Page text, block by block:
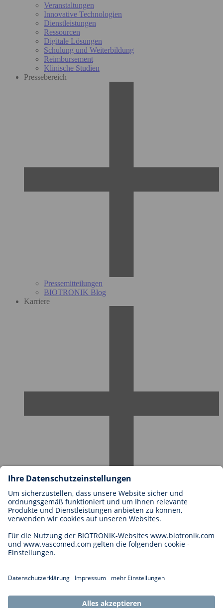
Veranstaltungen
Innovative Technologien
Dienstleistungen
Ressourcen
Digitale Lösungen
Schulung und Weiterbildung
Reimbursement
Klinische Studien
Pressebereich
Pressemitteilungen
BIOTRONIK Blog
Karriere
Karriere bei BIOTRONIK
Einstieg
Bewerbung
Karrierechancen
Cookie-Einstellungen